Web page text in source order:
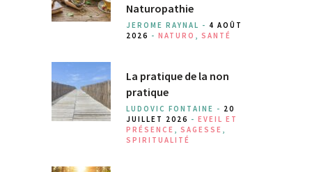
Naturopathie
JEROME RAYNAL - 4 AOÛT
2026 - NATURO SANTÉ
La pratique de la non
pratique
LUDOVIC FONTAINE - 20
JUILLET 2026 - EVEIL ET
PRÉSENCE
SAGESSE
SPIRITUALITÉ